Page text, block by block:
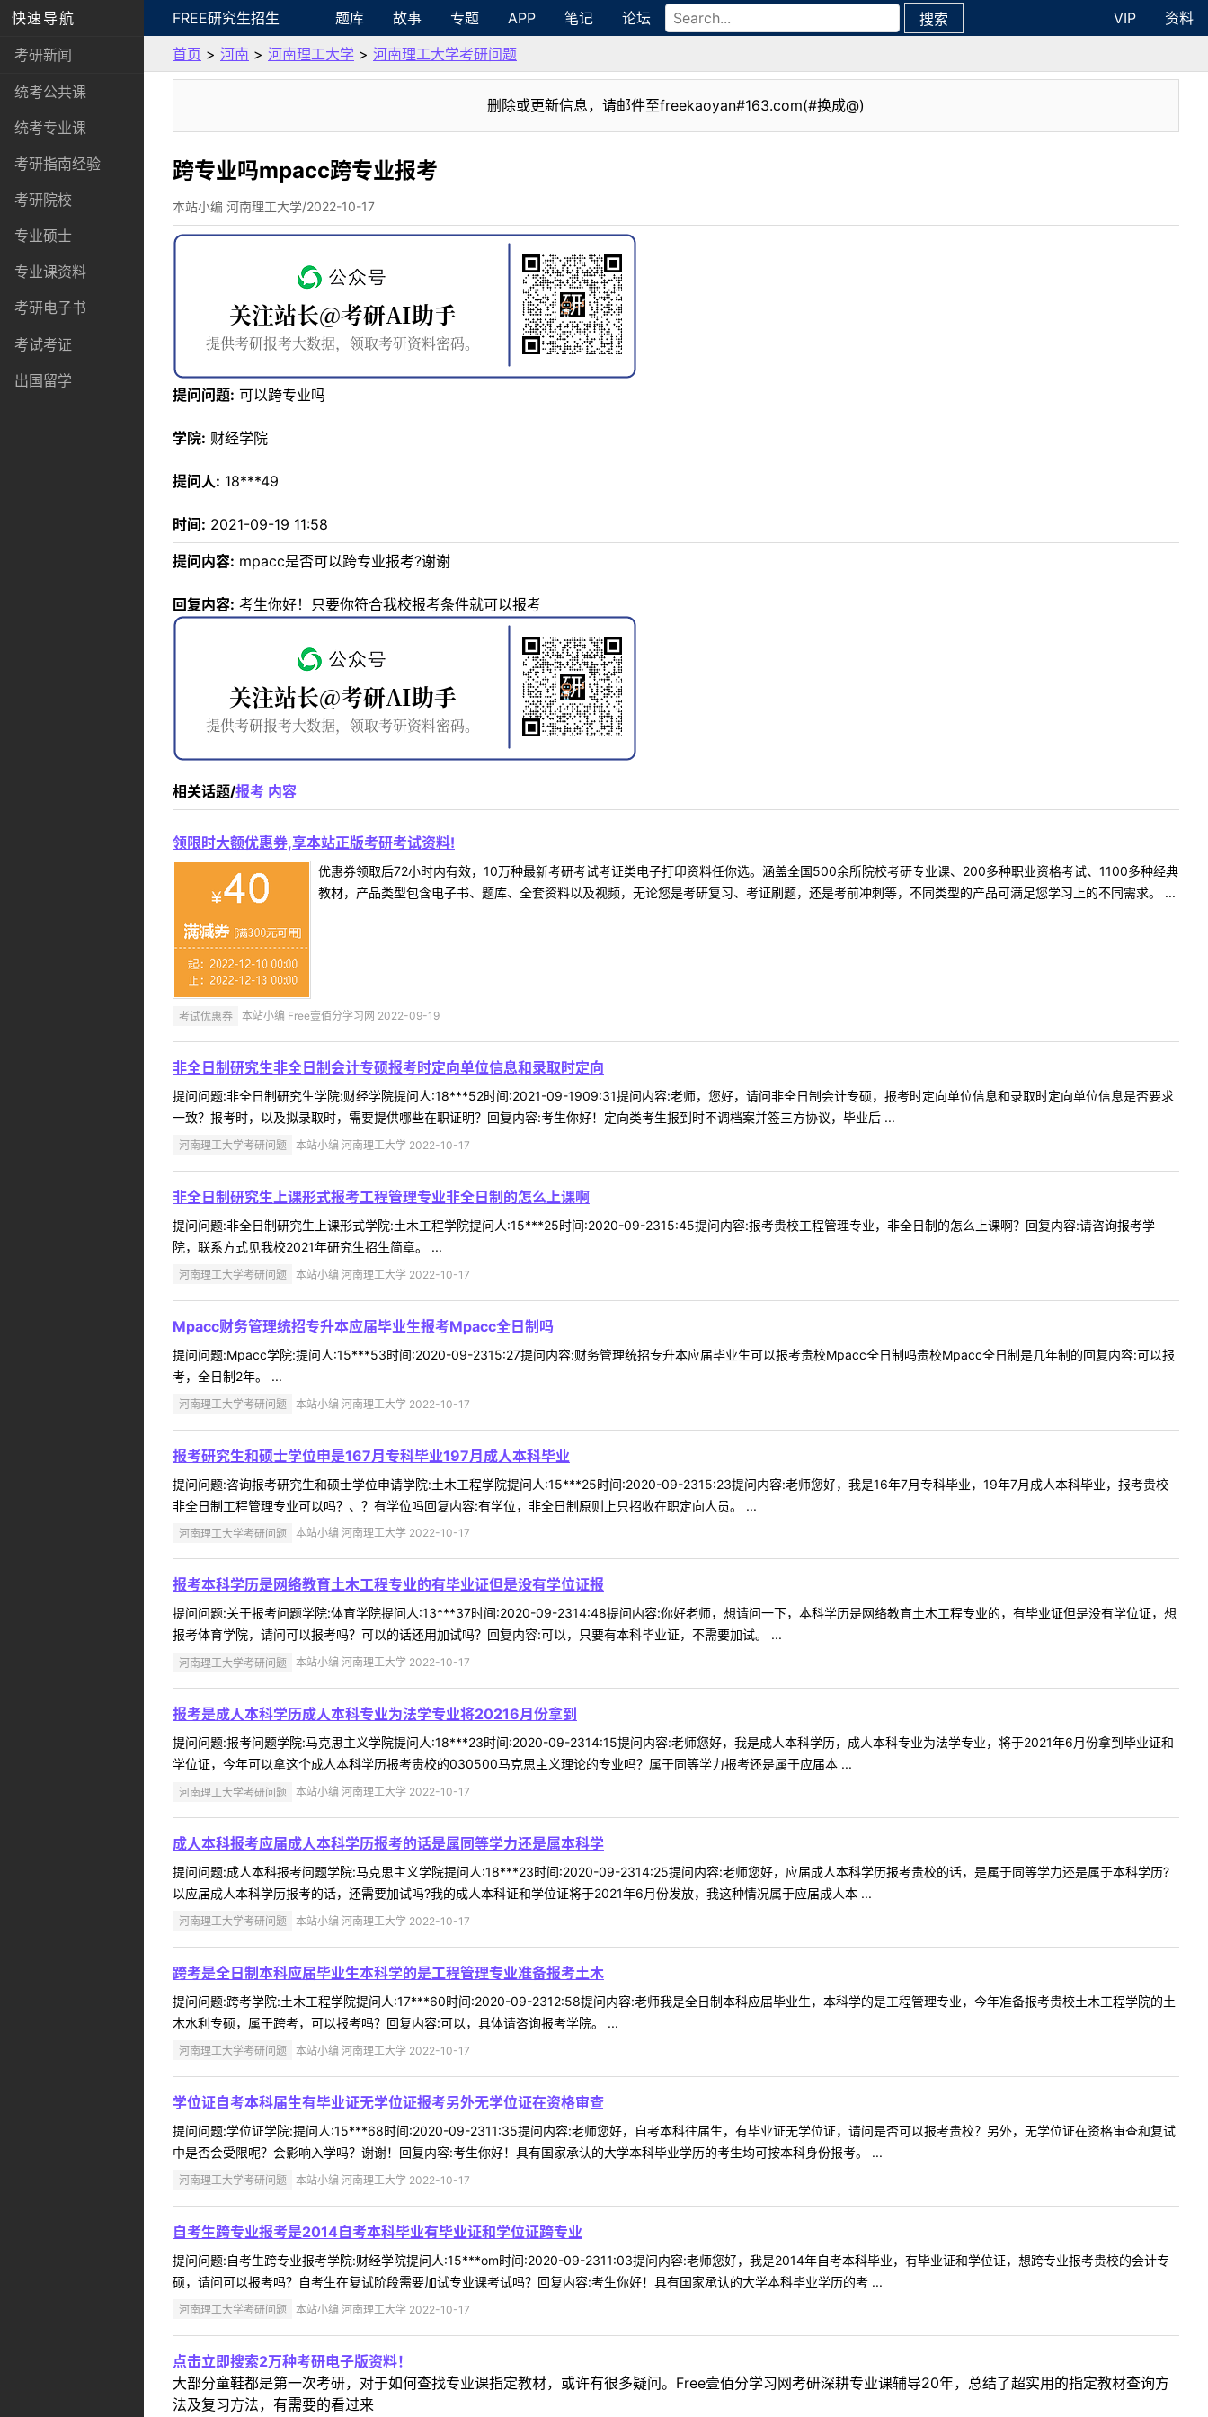
快速导航
考研新闻
统考公共课
统考专业课
考研指南经验
考研院校
专业硕士
专业课资料
考研电子书
考试考证
出国留学
FREE研究生招生 题库 故事 专题 APP 笔记 论坛 搜索 VIP
资料
首页 > 河南 > 河南理工大学 > 河南理工大学考研问题
删除或更新信息，请邮件至freekaoyan#163.com(#换成@)
跨专业吗mpacc跨专业报考
本站小编 河南理工大学/2022-10-17
提问问题: 可以跨专业吗
学院: 财经学院
提问人: 18***49
时间: 2021-09-19 11:58
提问内容: mpacc是否可以跨专业报考?谢谢
回复内容: 考生你好！只要你符合我校报考条件就可以报考
相关话题/报考 内容
领限时大额优惠券,享本站正版考研考试资料!
优惠券领取后72小时内有效，10万种最新考研考试考证类电子打印资料任你选。涵盖全国500余所院校考研专业课、200多种职业资格考试、1100多种经典
教材，产品类型包含电子书、题库、全套资料以及视频，无论您是考研复习、考证刷题，还是考前冲刺等，不同类型的产品可满足您学习上的不同需求。 ...
考试优惠券 本站小编 Free壹佰分学习网 2022-09-19
非全日制研究生非全日制会计专硕报考时定向单位信息和录取时定向
提问问题:非全日制研究生学院:财经学院提问人:18***52时间:2021-09-1909:31提问内容:老师，您好，请问非全日制会计专硕，报考时定向单位信息和录取时定向单位信息是否要求
一致？报考时，以及拟录取时，需要提供哪些在职证明？回复内容:考生你好！定向类考生报到时不调档案并签三方协议，毕业后 ...
河南理工大学考研问题 本站小编 河南理工大学 2022-10-17
非全日制研究生上课形式报考工程管理专业非全日制的怎么上课啊
提问问题:非全日制研究生上课形式学院:土木工程学院提问人:15***25时间:2020-09-2315:45提问内容:报考贵校工程管理专业，非全日制的怎么上课啊？回复内容:请咨询报考学
院，联系方式见我校2021年研究生招生简章。 ...
河南理工大学考研问题 本站小编 河南理工大学 2022-10-17
Mpacc财务管理统招专升本应届毕业生报考Mpacc全日制吗
提问问题:Mpacc学院:提问人:15***53时间:2020-09-2315:27提问内容:财务管理统招专升本应届毕业生可以报考贵校Mpacc全日制吗贵校Mpacc全日制是几年制的回复内容:可以报
考，全日制2年。 ...
河南理工大学考研问题 本站小编 河南理工大学 2022-10-17
报考研究生和硕士学位申是167月专科毕业197月成人本科毕业
提问问题:咨询报考研究生和硕士学位申请学院:土木工程学院提问人:15***25时间:2020-09-2315:23提问内容:老师您好，我是16年7月专科毕业，19年7月成人本科毕业，报考贵校
非全日制工程管理专业可以吗？、？有学位吗回复内容:有学位，非全日制原则上只招收在职定向人员。 ...
河南理工大学考研问题 本站小编 河南理工大学 2022-10-17
报考本科学历是网络教育土木工程专业的有毕业证但是没有学位证报
提问问题:关于报考问题学院:体育学院提问人:13***37时间:2020-09-2314:48提问内容:你好老师，想请问一下，本科学历是网络教育土木工程专业的，有毕业证但是没有学位证，想
报考体育学院，请问可以报考吗？可以的话还用加试吗？回复内容:可以，只要有本科毕业证，不需要加试。 ...
河南理工大学考研问题 本站小编 河南理工大学 2022-10-17
报考是成人本科学历成人本科专业为法学专业将20216月份拿到
提问问题:报考问题学院:马克思主义学院提问人:18***23时间:2020-09-2314:15提问内容:老师您好，我是成人本科学历，成人本科专业为法学专业，将于2021年6月份拿到毕业证和
学位证，今年可以拿这个成人本科学历报考贵校的030500马克思主义理论的专业吗？属于同等学力报考还是属于应届本 ...
河南理工大学考研问题 本站小编 河南理工大学 2022-10-17
成人本科报考应届成人本科学历报考的话是属同等学力还是属本科学
提问问题:成人本科报考问题学院:马克思主义学院提问人:18***23时间:2020-09-2314:25提问内容:老师您好，应届成人本科学历报考贵校的话，是属于同等学力还是属于本科学历?
以应届成人本科学历报考的话，还需要加试吗?我的成人本科证和学位证将于2021年6月份发放，我这种情况属于应届成人本 ...
河南理工大学考研问题 本站小编 河南理工大学 2022-10-17
跨考是全日制本科应届毕业生本科学的是工程管理专业准备报考土木
提问问题:跨考学院:土木工程学院提问人:17***60时间:2020-09-2312:58提问内容:老师我是全日制本科应届毕业生，本科学的是工程管理专业，今年准备报考贵校土木工程学院的土
木水利专硕，属于跨考，可以报考吗？回复内容:可以，具体请咨询报考学院。 ...
河南理工大学考研问题 本站小编 河南理工大学 2022-10-17
学位证自考本科届生有毕业证无学位证报考另外无学位证在资格审查
提问问题:学位证学院:提问人:15***68时间:2020-09-2311:35提问内容:老师您好，自考本科往届生，有毕业证无学位证，请问是否可以报考贵校？另外，无学位证在资格审查和复试
中是否会受限呢？会影响入学吗？谢谢！回复内容:考生你好！具有国家承认的大学本科毕业学历的考生均可按本科身份报考。 ...
河南理工大学考研问题 本站小编 河南理工大学 2022-10-17
自考生跨专业报考是2014自考本科毕业有毕业证和学位证跨专业
提问问题:自考生跨专业报考学院:财经学院提问人:15***om时间:2020-09-2311:03提问内容:老师您好，我是2014年自考本科毕业，有毕业证和学位证，想跨专业报考贵校的会计专
硕，请问可以报考吗？自考生在复试阶段需要加试专业课考试吗？回复内容:考生你好！具有国家承认的大学本科毕业学历的考 ...
河南理工大学考研问题 本站小编 河南理工大学 2022-10-17
点击立即搜索2万种考研电子版资料！
大部分童鞋都是第一次考研，对于如何查找专业课指定教材，或许有很多疑问。Free壹佰分学习网考研深耕专业课辅导20年，总结了超实用的指定教材查询方
法及复习方法，有需要的看过来